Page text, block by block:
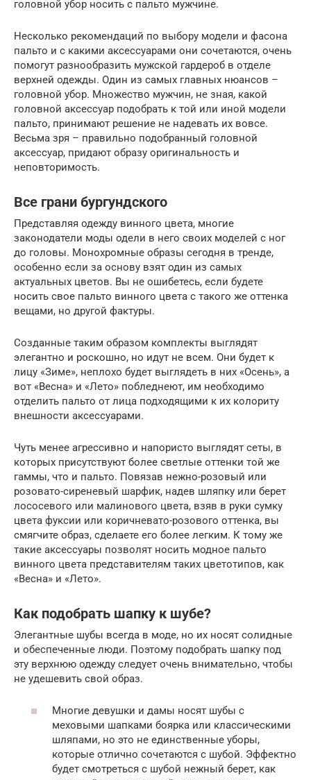
головной убор носить с пальто мужчине.
Несколько рекомендаций по выбору модели и фасона
пальто и с какими аксессуарами они сочетаются, очень
помогут разнообразить мужской гардероб в отделе
верхней одежды. Один из самых главных нюансов –
головной убор. Множество мужчин, не зная, какой
головной аксессуар подобрать к той или иной модели
пальто, принимают решение не надевать их вовсе.
Весьма зря – правильно подобранный головной
аксессуар, придают образу оригинальность и
неповторимость.
Все грани бургундского
Представляя одежду винного цвета, многие
законодатели моды одели в него своих моделей с ног
до головы. Монохромные образы сегодня в тренде,
особенно если за основу взят один из самых
актуальных цветов. Вы не ошибетесь, если будете
носить свое пальто винного цвета с такого же оттенка
вещами, но другой фактуры.
Созданные таким образом комплекты выглядят
элегантно и роскошно, но идут не всем. Они будет к
лицу «Зиме», неплохо будет выглядеть в них «Осень», а
вот «Весна» и «Лето» побледнеют, им необходимо
отделить пальто от лица подходящими к их колориту
внешности аксессуарами.
Чуть менее агрессивно и напористо выглядят сеты, в
которых присутствуют более светлые оттенки той же
гаммы, что и пальто. Повязав нежно-розовый или
розовато-сиреневый шарфик, надев шляпку или берет
лососевого или малинового цвета, взяв в руки сумку
цвета фуксии или коричневато-розового оттенка, вы
смягчите образ, сделаете его более легким. К тому же
такие аксессуары позволят носить модное пальто
винного цвета представителям таких цветотипов, как
«Весна» и «Лето».
Как подобрать шапку к шубе?
Элегантные шубы всегда в моде, но их носят солидные
и обеспеченные люди. Поэтому подобрать шапку под
эту верхнюю одежду следует очень внимательно, чтобы
не удешевить свой образ.
Многие девушки и дамы носят шубы с
меховыми шапками боярка или классическими
шляпами, но это не единственные уборы,
которые отлично сочетаются с шубой. Эффектно
будет смотреться с шубой нежный берет, как